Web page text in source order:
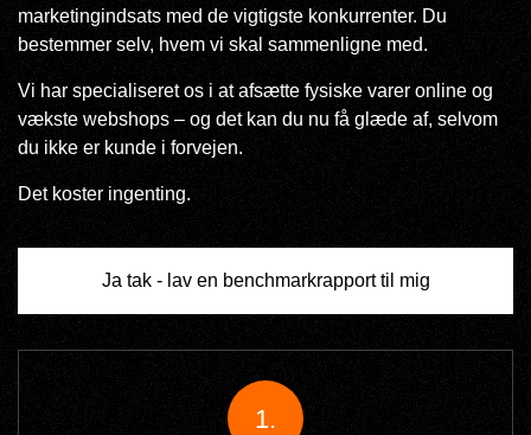
marketingindsats med de vigtigste konkurrenter. Du
bestemmer selv, hvem vi skal sammenligne med.
Vi har specialiseret os i at afsætte fysiske varer online og
vækste webshops – og det kan du nu få glæde af, selvom
du ikke er kunde i forvejen.
Det koster ingenting.
Ja tak - lav en benchmarkrapport til mig
1.